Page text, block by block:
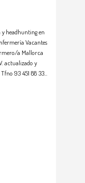
y headhunting en
Vacantes
a Mallorca
actualizado y
93 451 88 33